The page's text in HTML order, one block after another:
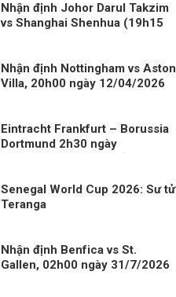
Nhận định Johor Darul Takzim
vs Shanghai Shenhua (19h15
Nhận định Nottingham vs Aston
Villa, 20h00 ngày 12/04/2026
Eintracht Frankfurt – Borussia
Dortmund 2h30 ngày
về “bản lĩnh đường dài”
Senegal World Cup 2026: Sư tử
Teranga
Nhận định Benfica vs St.
Gallen, 02h00 ngày 31/7/2026